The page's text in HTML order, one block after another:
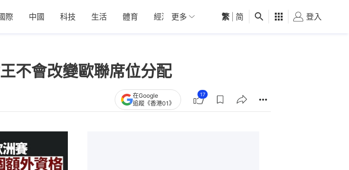
際 中國 科技 生活 體育 經濟 01深圳 觀點 健康 好食玩飛
更多 繁 简 登入
不會改變歐聯席位分配
在Google
追蹤《香港01》
17